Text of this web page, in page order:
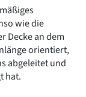
wie die
Decke an dem
orientiert,
abgeleitet und
hat.